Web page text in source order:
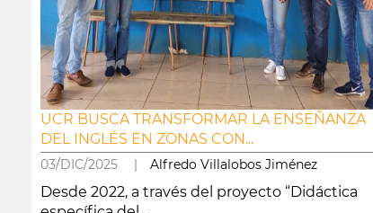
UCR BUSCA TRANSFORMAR LA ENSEÑANZA
DEL INGLÉS EN ZONAS CON...
03/DIC/2025 | Alfredo Villalobos Jiménez
Desde 2022, a través del proyecto “Didáctica